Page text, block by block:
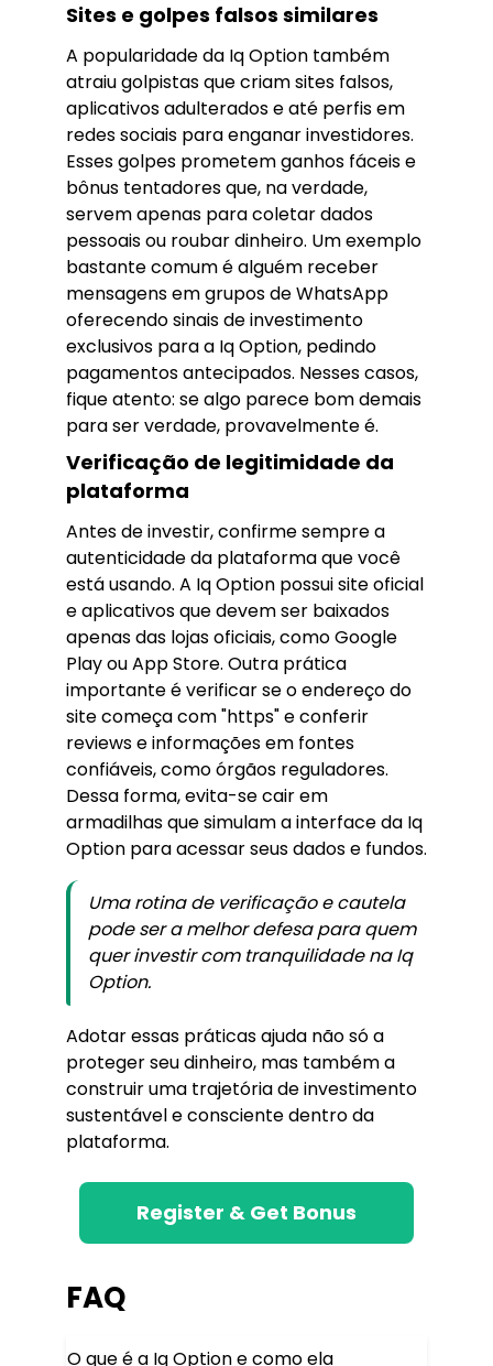
Sites e golpes falsos similares
A popularidade da Iq Option também
atraiu golpistas que criam sites falsos,
aplicativos adulterados e até perfis em
redes sociais para enganar investidores.
Esses golpes prometem ganhos fáceis e
bônus tentadores que, na verdade,
servem apenas para coletar dados
pessoais ou roubar dinheiro. Um exemplo
bastante comum é alguém receber
mensagens em grupos de WhatsApp
oferecendo sinais de investimento
exclusivos para a Iq Option, pedindo
pagamentos antecipados. Nesses casos,
fique atento: se algo parece bom demais
para ser verdade, provavelmente é.
Verificação de legitimidade da
plataforma
Antes de investir, confirme sempre a
autenticidade da plataforma que você
está usando. A Iq Option possui site oficial
e aplicativos que devem ser baixados
apenas das lojas oficiais, como Google
Play ou App Store. Outra prática
importante é verificar se o endereço do
site começa com "https" e conferir
reviews e informações em fontes
confiáveis, como órgãos reguladores.
Dessa forma, evita-se cair em
armadilhas que simulam a interface da Iq
Option para acessar seus dados e fundos.
Uma rotina de verificação e cautela
pode ser a melhor defesa para quem
quer investir com tranquilidade na Iq
Option.
Adotar essas práticas ajuda não só a
proteger seu dinheiro, mas também a
construir uma trajetória de investimento
sustentável e consciente dentro da
plataforma.
Register & Get Bonus
FAQ
O que é a Iq Option e como ela